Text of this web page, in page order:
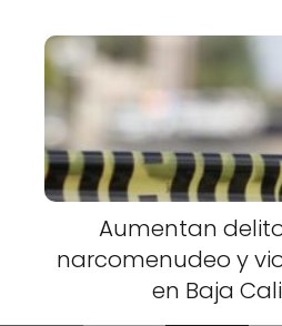
Aumentan
narcomenudeo y
en Baja